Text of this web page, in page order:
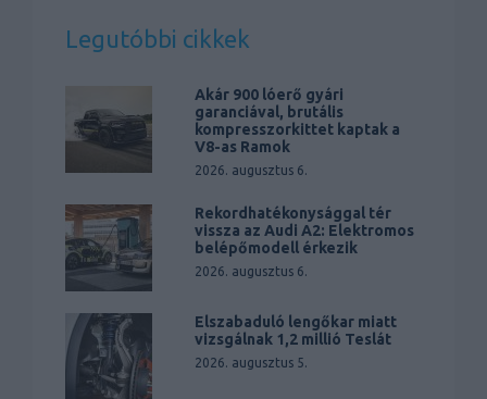
Legutóbbi cikkek
Akár 900 lóerő gyári
garanciával, brutális
kompresszorkittet kaptak a
V8-as Ramok
2026. augusztus 6.
Rekordhatékonysággal tér
vissza az Audi A2: Elektromos
belépőmodell érkezik
2026. augusztus 6.
Elszabaduló lengőkar miatt
vizsgálnak 1,2 millió Teslát
2026. augusztus 5.